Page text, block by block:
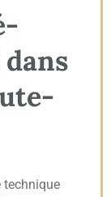
technique